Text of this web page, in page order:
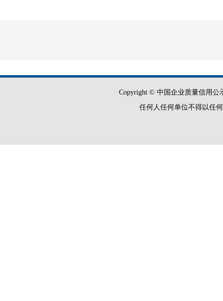
Copyright © 中国企业质量信用
任何人任何单位不得以任